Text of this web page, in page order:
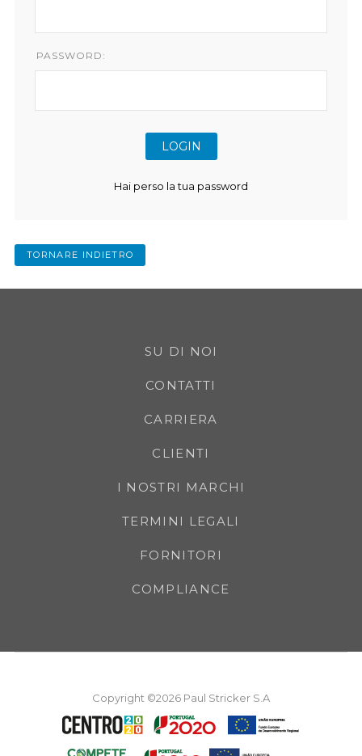
PASSWORD:
Hai perso la tua password
TORNARE INDIETRO
SU DI NOI
CONTATTI
CARRIERA
CLIENTI
I NOSTRI MARCHI
TERMINI LEGALI
FORNITORI
COMPLIANCE
Copyright ©2026 Paul Stricker S.A